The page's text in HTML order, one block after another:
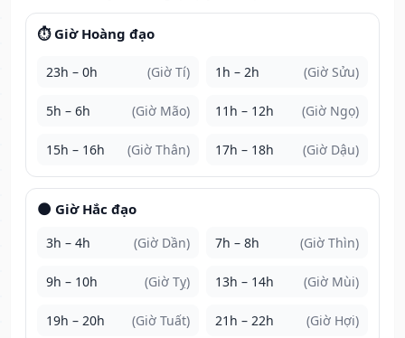
⏱️ Giờ Hoàng đạo
23h – 0h (Giờ Tí) 1h – 2h (Giờ Sửu)
5h – 6h (Giờ Mão) 11h – 12h (Giờ Ngọ)
15h – 16h (Giờ Thân) 17h – 18h (Giờ Dậu)
🌑 Giờ Hắc đạo
3h – 4h (Giờ Dần) 7h – 8h (Giờ Thìn)
9h – 10h (Giờ Tỵ) 13h – 14h (Giờ Mùi)
19h – 20h (Giờ Tuất) 21h – 22h (Giờ Hợi)